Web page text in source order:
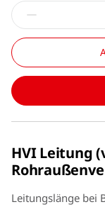
HVI Leitung
Leitungslänge bei